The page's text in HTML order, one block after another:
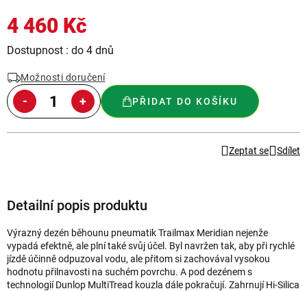
4 460 Kč
Měrná
Dostupnost : do 4 dnů
Možnosti doručení
PŘIDAT DO KOŠÍKU
Zeptat se Sdílet
Detailní popis produktu
Výrazný dezén běhounu pneumatik Trailmax Meridian nejenže
vypadá efektně, ale plní také svůj účel. Byl navržen tak, aby při rychlé
jízdě účinně odpuzoval vodu, ale přitom si zachovával vysokou
hodnotu přilnavosti na suchém povrchu. A pod dezénem s
technologií Dunlop MultiTread kouzla dále pokračují. Zahrnují Hi-Silica